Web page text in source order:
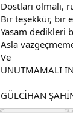
Dostları olmalı,
Bir teşekkür, bir
Yasam dedikleri
Asla
Ve
UNUTMAMALI
GÜLCİHAN